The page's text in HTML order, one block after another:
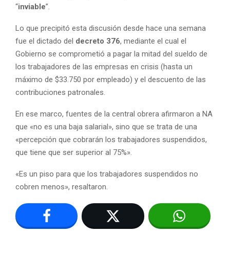
“inviable”.
Lo que precipitó esta discusión desde hace una semana
fue el dictado del decreto 376, mediante el cual el
Gobierno se comprometió a pagar la mitad del sueldo de
los trabajadores de las empresas en crisis (hasta un
máximo de $33.750 por empleado) y el descuento de las
contribuciones patronales.
En ese marco, fuentes de la central obrera afirmaron a NA
que «no es una baja salarial», sino que se trata de una
«percepción que cobrarán los trabajadores suspendidos,
que tiene que ser superior al 75%».
«Es un piso para que los trabajadores suspendidos no
cobren menos», resaltaron.